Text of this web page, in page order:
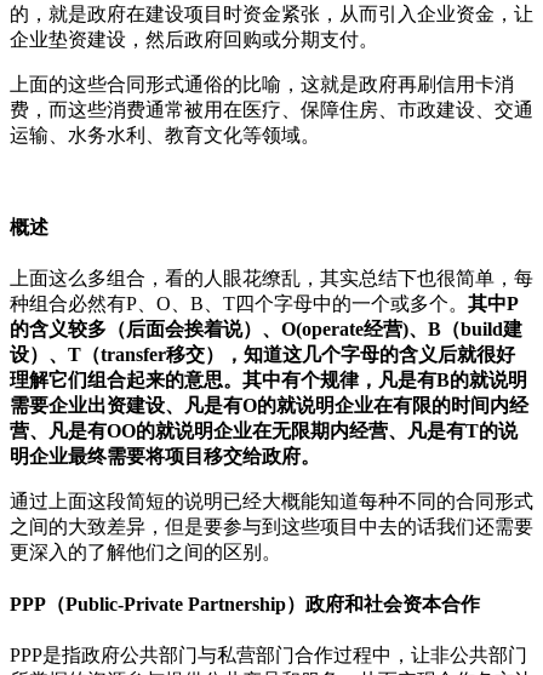
的，就是政府在建设项目时资金紧张，从而引入企业资金，让
企业垫资建设，然后政府回购或分期支付。
上面的这些合同形式通俗的比喻，这就是政府再刷信用卡消
费，而这些消费通常被用在医疗、保障住房、市政建设、交通
运输、水务水利、教育文化等领域。
概述
上面这么多组合，看的人眼花缭乱，其实总结下也很简单，每
种组合必然有P、O、B、T四个字母中的一个或多个。 其中P
的含义较多（后面会挨着说）、O(operate经营)、B（build建
设）、T（transfer移交），知道这几个字母的含义后就很好
理解它们组合起来的意思。其中有个规律，凡是有B的就说明
需要企业出资建设、凡是有O的就说明企业在有限的时间内经
营、凡是有OO的就说明企业在无限期内经营、凡是有T的说
明企业最终需要将项目移交给政府。
通过上面这段简短的说明已经大概能知道每种不同的合同形式
之间的大致差异，但是要参与到这些项目中去的话我们还需要
更深入的了解他们之间的区别。
PPP（Public-Private Partnership）政府和社会资本合作
PPP是指政府公共部门与私营部门合作过程中，让非公共部门